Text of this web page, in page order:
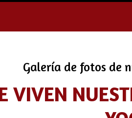
Galería de fotos de
VIVEN